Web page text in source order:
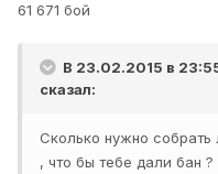
61 671 бой
В 23.02.2015 в
сказал:
Сколько нужно собрать
, что бы тебе дали бан